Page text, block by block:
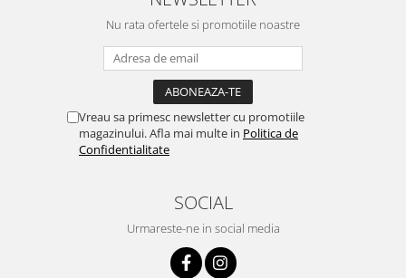
Nu rata ofertele si promotiile noastre
Vreau sa primesc newsletter cu promotiile
magazinului. Afla mai multe in Politica de
Confidentialitate
SOCIAL
Urmareste-ne in social media